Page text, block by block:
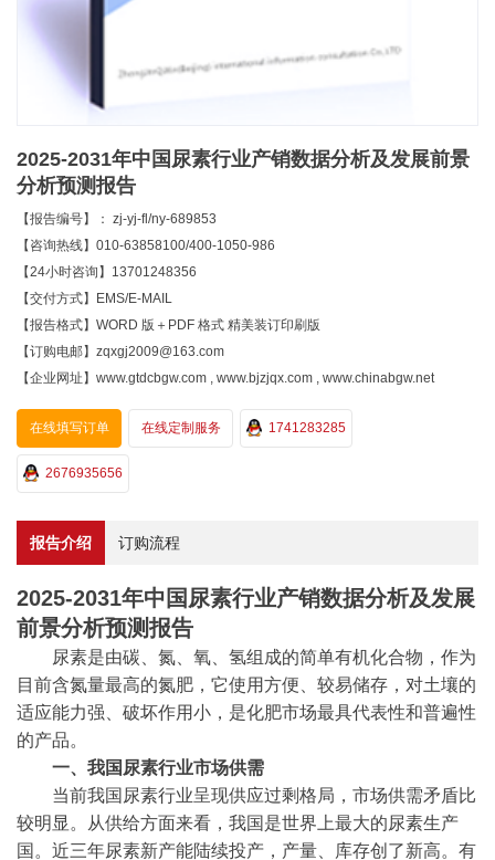
2025-2031年中国尿素行业产销数据分析及发展前景
分析预测报告
【报告编号】： zj-yj-fl/ny-689853
【咨询热线】010-63858100/400-1050-986
【24小时咨询】13701248356
【交付方式】EMS/E-MAIL
【报告格式】WORD 版＋PDF 格式 精美装订印刷版
【订购电邮】zqxgj2009@163.com
【企业网址】www.gtdcbgw.com , www.bjzjqx.com , www.chinabgw.net
在线填写订单 在线定制服务 1741283285
2676935656
报告介绍 订购流程
2025-2031年中国尿素行业产销数据分析及发展
前景分析预测报告
尿素是由碳、氮、氧、氢组成的简单有机化合物，作为
目前含氮量最高的氮肥，它使用方便、较易储存，对土壤的
适应能力强、破坏作用小，是化肥市场最具代表性和普遍性
的产品。
一、 我国尿素行业市场供需
当前我国尿素行业呈现供应过剩格局，市场供需矛盾比
较明显。从供给方面来看，我国是世界上最大的尿素生产
国。近三年尿素新产能陆续投产，产量、库存创了新高。有